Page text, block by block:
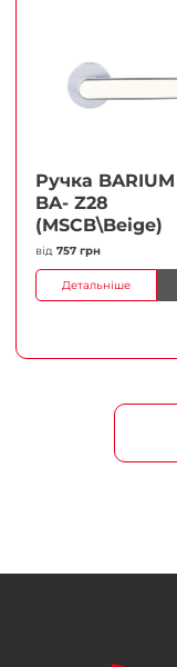
Ручка BARIUM
BA- Z28
(MSCB\Beige)
від 757 грн
Детальніше